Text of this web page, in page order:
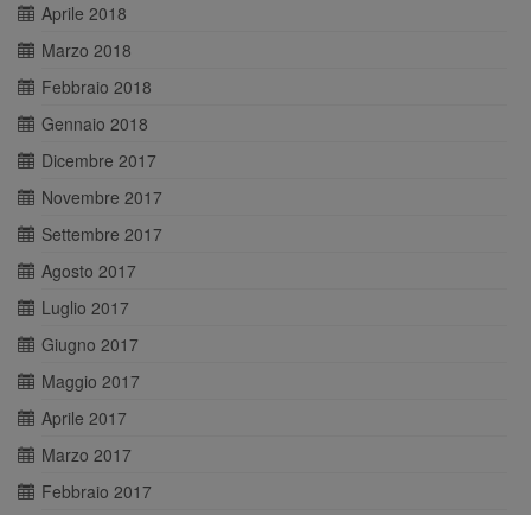
Aprile 2018
Marzo 2018
Febbraio 2018
Gennaio 2018
Dicembre 2017
Novembre 2017
Settembre 2017
Agosto 2017
Luglio 2017
Giugno 2017
Maggio 2017
Aprile 2017
Marzo 2017
Febbraio 2017